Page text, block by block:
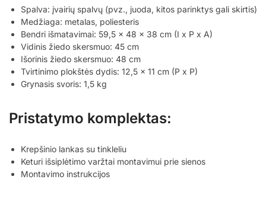
Spalva: įvairių spalvų (pvz., juoda, kitos parinktys gali skirtis)
Medžiaga: metalas, poliesteris
Bendri išmatavimai: 59,5 x 48 x 38 cm (I x P x A)
Vidinis žiedo skersmuo: 45 cm
Išorinis žiedo skersmuo: 48 cm
Tvirtinimo plokštės dydis: 12,5 x 11 cm (P x P)
Grynasis svoris: 1,5 kg
Pristatymo komplektas:
Krepšinio lankas su tinkleliu
Keturi išsiplėtimo varžtai montavimui prie sienos
Montavimo instrukcijos